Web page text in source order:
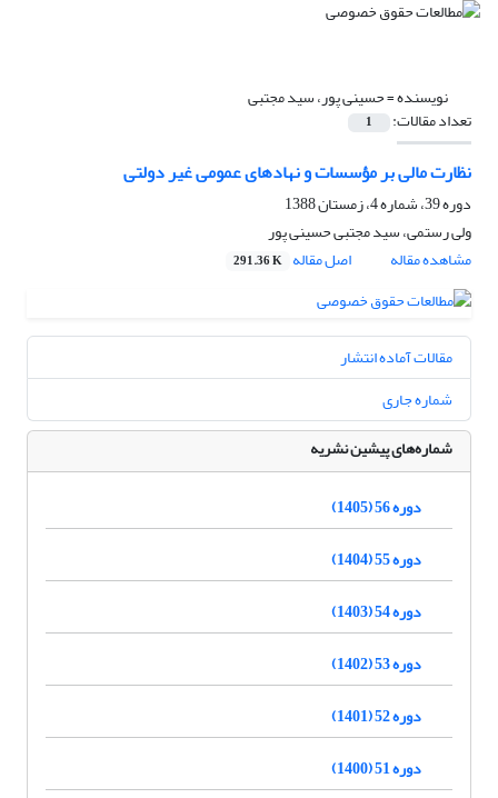
نویسنده =حسینی پور، سید مجتبی
تعداد مقالات: 1
نظارت مالی بر مؤسسات و نهادهای عمومی غیر دولتی
دوره 39، شماره 4، زمستان 1388
ولی رستمی، سید مجتبی حسینی پور
مشاهده مقاله
اصل مقاله 291.36 K
مقالات آماده انتشار
شماره جاری
شماره‌های پیشین نشریه
دوره 56 (1405)
دوره 55 (1404)
دوره 54 (1403)
دوره 53 (1402)
دوره 52 (1401)
دوره 51 (1400)